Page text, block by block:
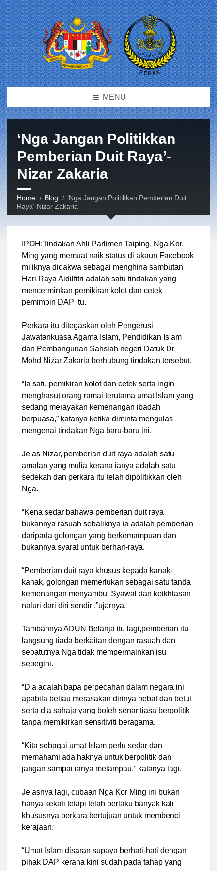
MENU
‘Nga Jangan Politikkan
Pemberian Duit Raya’-
Nizar Zakaria
Home Blog
‘Nga Jangan Politikkan Pemberian Duit
Raya’-Nizar Zakaria
IPOH:Tindakan Ahli Parlimen Taiping, Nga Kor
Ming yang memuat naik status di akaun Facebook
miliknya didakwa sebagai menghina sambutan
Hari Raya Aidilfitri adalah satu tindakan yang
mencerminkan pemikiran kolot dan cetek
pemimpin DAP itu.
Perkara itu ditegaskan oleh Pengerusi
Jawatankuasa Agama Islam, Pendidikan Islam
dan Pembangunan Sahsiah negeri Datuk Dr
Mohd Nizar Zakaria berhubung tindakan tersebut.
“Ia satu pemikiran kolot dan cetek serta ingin
menghasut orang ramai terutama umat Islam yang
sedang merayakan kemenangan ibadah
berpuasa,” katanya ketika diminta mengulas
mengenai tindakan Nga baru-baru ini.
Jelas Nizar, pemberian duit raya adalah satu
amalan yang mulia kerana ianya adalah satu
sedekah dan perkara itu telah dipolitikkan oleh
Nga.
“Kena sedar bahawa pemberian duit raya
bukannya rasuah sebaliknya ia adalah pemberian
daripada golongan yang berkemampuan dan
bukannya syarat untuk berhari-raya.
“Pemberian duit raya khusus kepada kanak-
kanak, golongan memerlukan sebagai satu tanda
kemenangan menyambut Syawal dan keikhlasan
naluri dari diri sendiri,”ujarnya.
Tambahnya ADUN Belanja itu lagi,pemberian itu
langsung tiada berkaitan dengan rasuah dan
sepatutnya Nga tidak mempermainkan isu
sebegini.
“Dia adalah bapa perpecahan dalam negara ini
apabila beliau merasakan dirinya hebat dan betul
serta dia sahaja yang boleh senantiasa berpolitik
tanpa memikirkan sensitiviti beragama.
“Kita sebagai umat Islam perlu sedar dan
memahami ada haknya untuk berpolitik dan
jangan sampai ianya melampau,” katanya lagi.
Jelasnya lagi, cubaan Nga Kor Ming ini bukan
hanya sekali tetapi telah berlaku banyak kali
khususnya perkara bertujuan untuk membenci
kerajaan.
“Umat Islam disaran supaya berhati-hati dengan
pihak DAP kerana kini sudah pada tahap yang